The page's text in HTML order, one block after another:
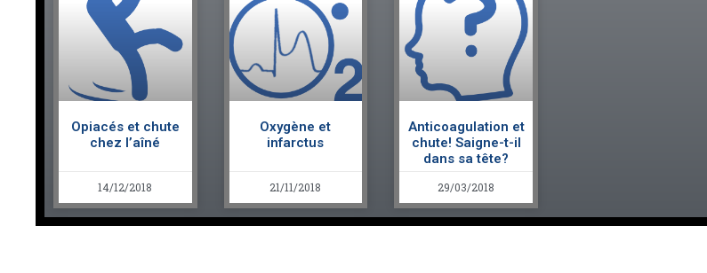
Opiacés et chute
chez l’aîné
14/12/2018
Oxygène et
infarctus
21/11/2018
Anticoagulation et
chute! Saigne-t-il
dans sa tête?
29/03/2018